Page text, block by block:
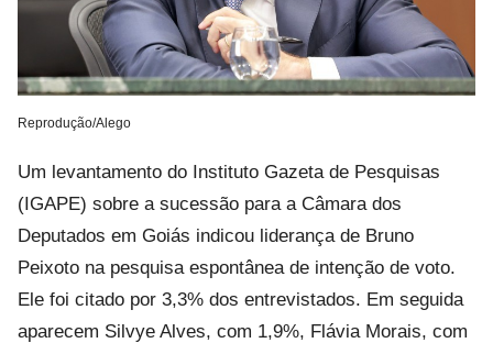
Reprodução/Alego
Um levantamento do Instituto Gazeta de Pesquisas
(IGAPE) sobre a sucessão para a Câmara dos
Deputados em Goiás indicou liderança de Bruno
Peixoto na pesquisa espontânea de intenção de voto.
Ele foi citado por 3,3% dos entrevistados. Em seguida
aparecem Silvye Alves, com 1,9%, Flávia Morais, com